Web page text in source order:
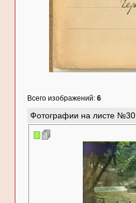
Всего изображений: 6
Фотографии на листе №30